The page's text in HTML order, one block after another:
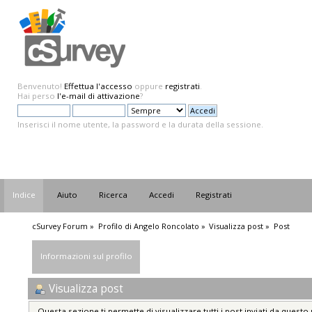
Benvenuto! Effettua l'accesso oppure registrati.
Hai perso l'e-mail di attivazione?
Inserisci il nome utente, la password e la durata della sessione.
Indice Aiuto Ricerca Accedi Registrati
cSurvey Forum » Profilo di Angelo Roncolato » Visualizza post » Post
Informazioni sul profilo
Visualizza post